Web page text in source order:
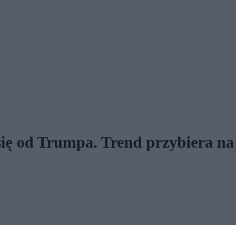
od Trumpa. Trend przybiera